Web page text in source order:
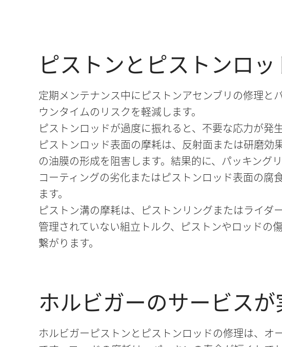
ピストンとピストンロ
定期メンテナンス中にピストンアセンブリの修理と
ウンタイムのリスクを軽減します。
ピストンロッドが過度に振れると、不要な応力が発
ピストンロッド表面の摩耗は、反射面または研磨
の油膜の形成を阻害します。結果的に、パッキング
コーティングの劣化またはピストンロッド表面の
ます。
ピストン溝の摩耗は、ピストンリングまたはライダ
管理されていない組立トルク、ピストンやロッドの
繋がります。
ホルビガーのサービス
ホルビガーピストンとピストンロッドの修理は、